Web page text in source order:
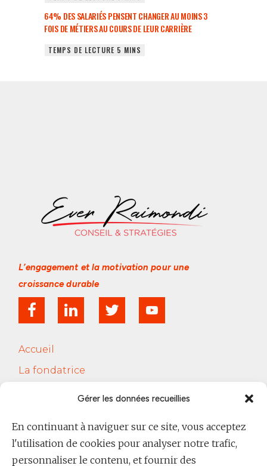
Gérer les données recueillies
En continuant à naviguer sur ce site, vous acceptez
l'utilisation de cookies pour analyser notre trafic,
personnaliser le contenu, et fournir des
64% DES SALARIÉS PENSENT CHANGER AU MOINS 3
FOIS DE MÉTIERS AU COURS DE LEUR CARRIÈRE
L’engagement et la motivationpour une
croissance durable
Accueil
La fondatrice
Blog Les RH
Contact